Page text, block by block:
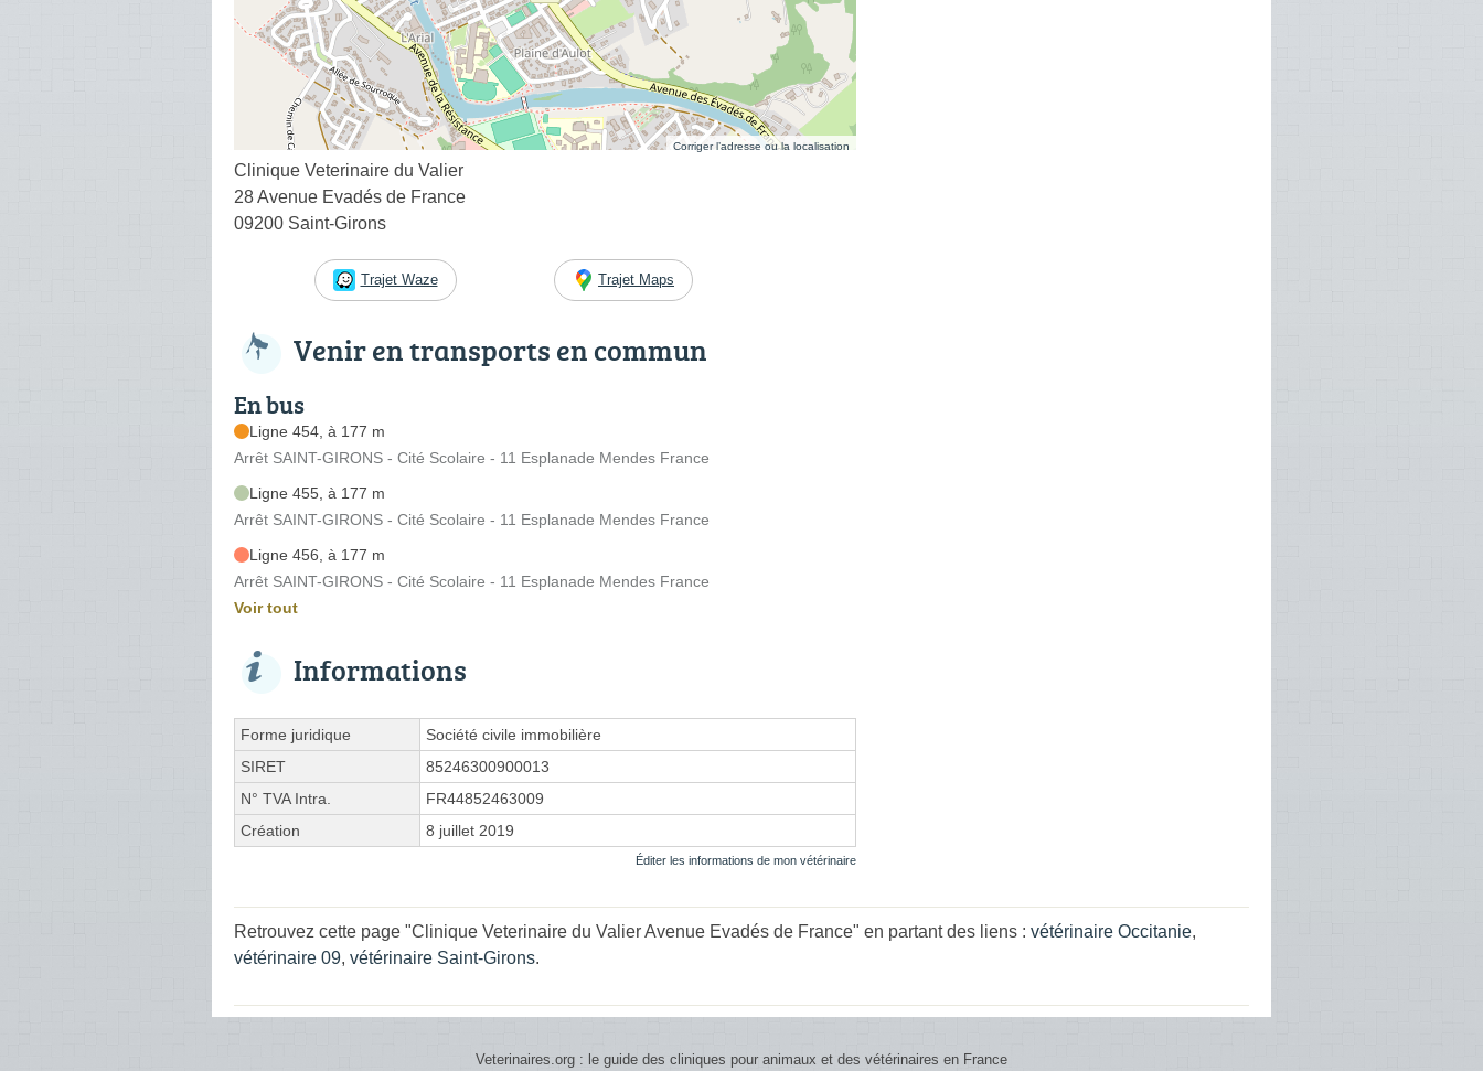
Corriger l’adresse ou la localisation
Clinique Veterinaire du Valier
28 Avenue Evadés de France
09200 Saint-Girons
Trajet Waze Trajet Maps
Venir en transports en commun
En bus
Ligne 454, à 177 m
Arrêt SAINT-GIRONS - Cité Scolaire - 11 Esplanade Mendes France
Ligne 455, à 177 m
Arrêt SAINT-GIRONS - Cité Scolaire - 11 Esplanade Mendes France
Ligne 456, à 177 m
Arrêt SAINT-GIRONS - Cité Scolaire - 11 Esplanade Mendes France
Voir tout
Informations
Forme juridique
Société civile immobilière
SIRET
85246300900013
N° TVA Intra.
FR44852463009
Création
8 juillet 2019
Éditer les informations de mon vétérinaire
Retrouvez cette page "Clinique Veterinaire du Valier Avenue Evadés de France" en partant des liens : vétérinaire Occitanie,
vétérinaire 09, vétérinaire Saint-Girons.
Veterinaires.org : le guide des cliniques pour animaux et des vétérinaires en France